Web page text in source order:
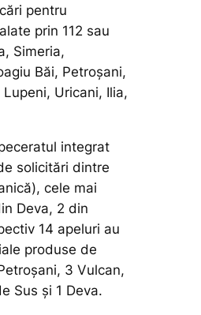
pentru
prin 112 sau
Simeria,
Băi, Petroșani,
Uricani, Ilia,
integrat
solicitări dintre
cele mai
Deva, 2 din
14 apeluri au
produse de
3 Vulcan,
Sus și 1 Deva.